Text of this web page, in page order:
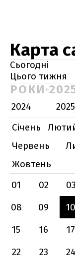
Карта
Сьогодні
Цього тижня
РОКИ
2024 2025
Січень
Червень
Жовтень
01
02 03
08
09 10
15
16 17
22
23 24